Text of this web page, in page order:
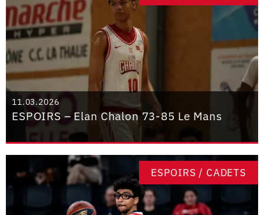
11.03.2026
ESPOIRS – Elan Chalon 73-85 Le Mans
ESPOIRS / CADETS